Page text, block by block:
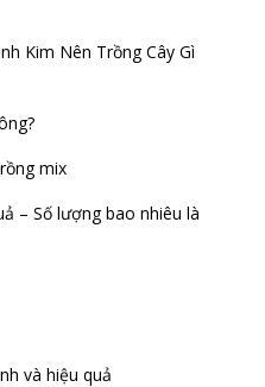
Kim Nên Trồng Cây Gì
mix
– Số lượng bao nhiêu là
và hiệu quả